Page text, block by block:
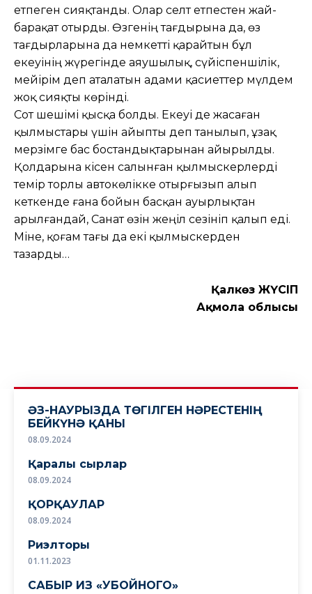
етпеген сияқтанды. Олар селт етпестен жай­
барақат отырды. Өзгенің тағдырына да, өз
тағдырларына да немкетті қарай­тын бұл
екеуінің жүрегінде аяушы­лық, сүйіспеншілік,
мейірім деп аталатын адами қасиеттер мүлдем
жоқ сияқты көрінді.
Сот шешімі қысқа болды. Екеуі де жасаған
қылмыстары үшін айыпты деп танылып, ұзақ
мерзімге бас бостан­дықтарынан айырылды.
Қолдарына кісен салынған қылмыскерлерді
темір торлы автокөлікке отырғызып алып
кеткенде ғана бойын басқан ауырлықтан
арылғандай, Санат өзін жеңіл сезініп қалып еді.
Міне, қоғам тағы да екі қылмыскерден
тазарды…
Қалкөз ЖҮСІП
Ақмола облысы
ӘЗ-НАУРЫЗДА ТӨГІЛГЕН НӘРЕСТЕНІҢ
БЕЙКҮНӘ ҚАНЫ
08.09.2024
Қаралы сырлар
08.09.2024
ҚОРҚАУЛАР
08.09.2024
Риэлторы
01.11.2023
САБЫР ИЗ «УБОЙНОГО»